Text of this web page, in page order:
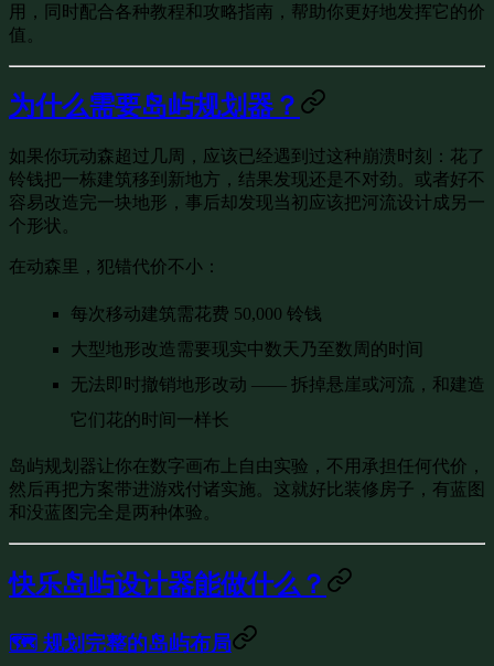
用，同时配合各种教程和攻略指南，帮助你更好地发挥它的价
值。
为什么需要岛屿规划器？
如果你玩动森超过几周，应该已经遇到过这种崩溃时刻：花了
铃钱把一栋建筑移到新地方，结果发现还是不对劲。或者好不
容易改造完一块地形，事后却发现当初应该把河流设计成另一
个形状。
在动森里，犯错代价不小：
每次移动建筑需花费 50,000 铃钱
大型地形改造需要现实中数天乃至数周的时间
无法即时撤销地形改动 —— 拆掉悬崖或河流，和建造
它们花的时间一样长
岛屿规划器让你在数字画布上自由实验，不用承担任何代价，
然后再把方案带进游戏付诸实施。这就好比装修房子，有蓝图
和没蓝图完全是两种体验。
快乐岛屿设计器能做什么？
🗺️ 规划完整的岛屿布局